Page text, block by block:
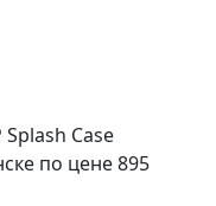
Case
по цене 895